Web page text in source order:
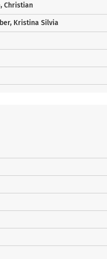
Christian
Kristina Silvia